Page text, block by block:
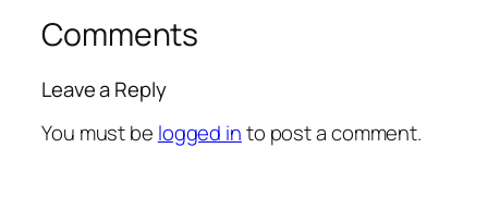
Comments
Leave a Reply
You must be logged into post a comment.